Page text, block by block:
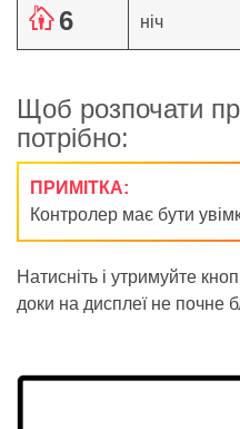
Ä6 ніч
Щоб розпочати
потрібно:
ПРИМІТКА:
Контролер має бути
Натисніть і утримуйте
доки на дисплеї не почне